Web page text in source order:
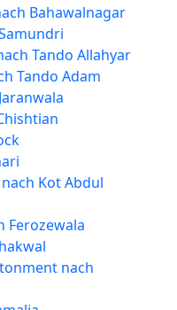
Bahawalnagar
Tando Allahyar
Tando Adam
Kot Abdul
Ferozewala
nach